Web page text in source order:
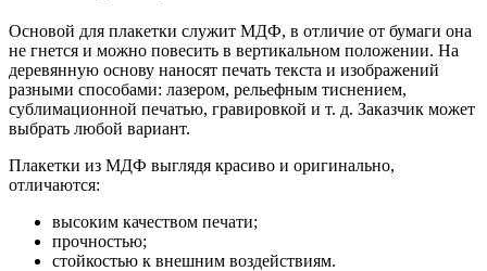
Основой для плакетки служит МДФ, в отличие от бумаги она
не гнется и можно повесить в вертикальном положении. На
деревянную основу наносят печать текста и изображений
разными способами: лазером, рельефным тиснением,
сублимационной печатью, гравировкой и т. д. Заказчик может
выбрать любой вариант.
Плакетки из МДФ выглядя красиво и оригинально,
отличаются:
высоким качеством печати;
прочностью;
стойкостью к внешним воздействиям.